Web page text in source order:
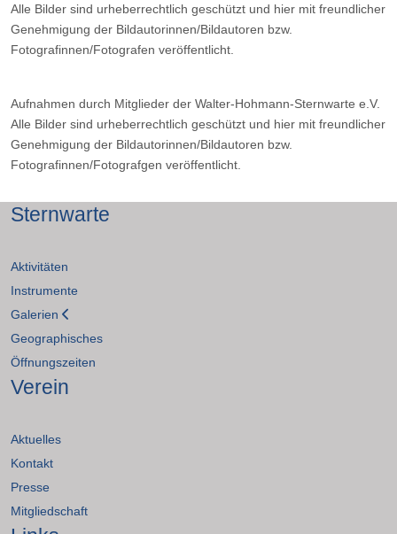
Alle Bilder sind urheberrechtlich geschützt und hier mit freundlicher
Genehmigung der Bildautorinnen/Bildautoren bzw.
Fotografinnen/Fotografen veröffentlicht.
Aufnahmen durch Mitglieder der Walter-Hohmann-Sternwarte e.V.
Alle Bilder sind urheberrechtlich geschützt und hier mit freundlicher
Genehmigung der Bildautorinnen/Bildautoren bzw.
Fotografinnen/Fotografgen veröffentlicht.
Sternwarte
Aktivitäten
Instrumente
Galerien
Geographisches
Öffnungszeiten
Verein
Aktuelles
Kontakt
Presse
Mitgliedschaft